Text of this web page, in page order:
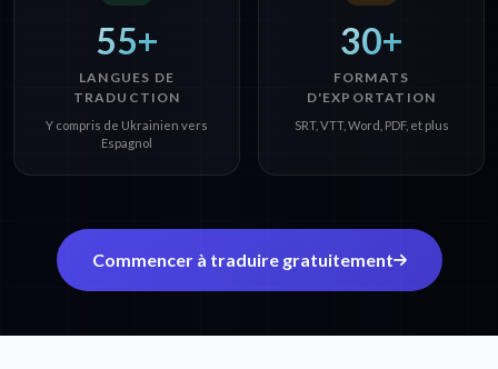
55+
LANGUES DE
TRADUCTION
Y compris de Ukrainien vers
Espagnol
30+
FORMATS
D'EXPORTATION
SRT, VTT, Word, PDF, et plus
Commencer à traduire gratuitement